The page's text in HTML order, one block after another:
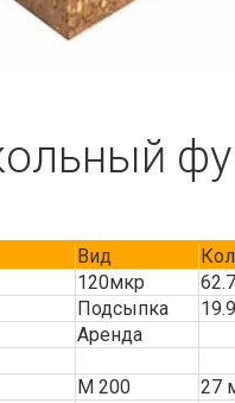
Вид
120мкр
Подсыпка
Аренда
М 200
27